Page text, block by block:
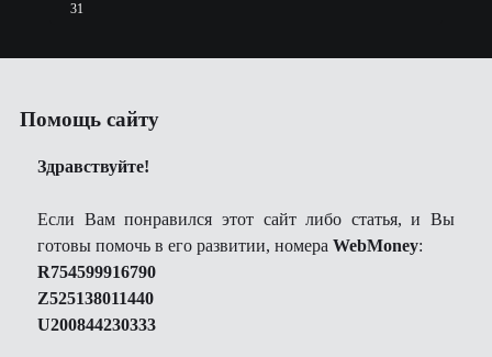
31
Помощь сайту
Здравствуйте!
Если Вам понравился этот сайт либо статья, и Вы
готовы помочь в его развитии, номераWebMoney:
R754599916790
Z525138011440
U200844230333